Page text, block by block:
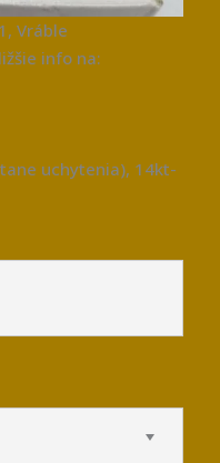
Vráble
info na:
uchytenia), 14kt-